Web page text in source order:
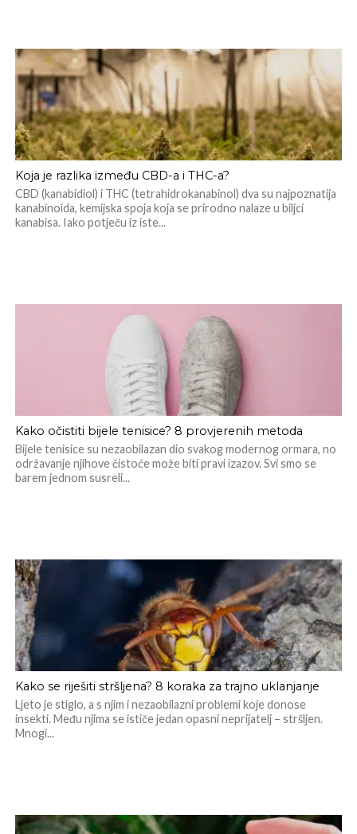
Koja je razlika između CBD-a i THC-a?
CBD (kanabidiol) i THC (tetrahidrokanabinol) dva su najpoznatija
kanabinoida, kemijska spoja koja se prirodno nalaze u biljci
kanabisa. Iako potječu iz iste...
Kako očistiti bijele tenisice? 8 provjerenih metoda
Bijele tenisice su nezaobilazan dio svakog modernog ormara, no
održavanje njihove čistoće može biti pravi izazov. Svi smo se
barem jednom susreli...
Kako se riješiti stršljena? 8 koraka za trajno uklanjanje
Ljeto je stiglo, a s njim i nezaobilazni problemi koje donose
insekti. Među njima se ističe jedan opasni neprijatelj – stršljen.
Mnogi...